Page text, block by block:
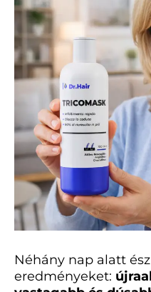
Néhány nap alatt
eredményeket: